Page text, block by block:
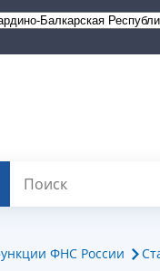
ФНС России